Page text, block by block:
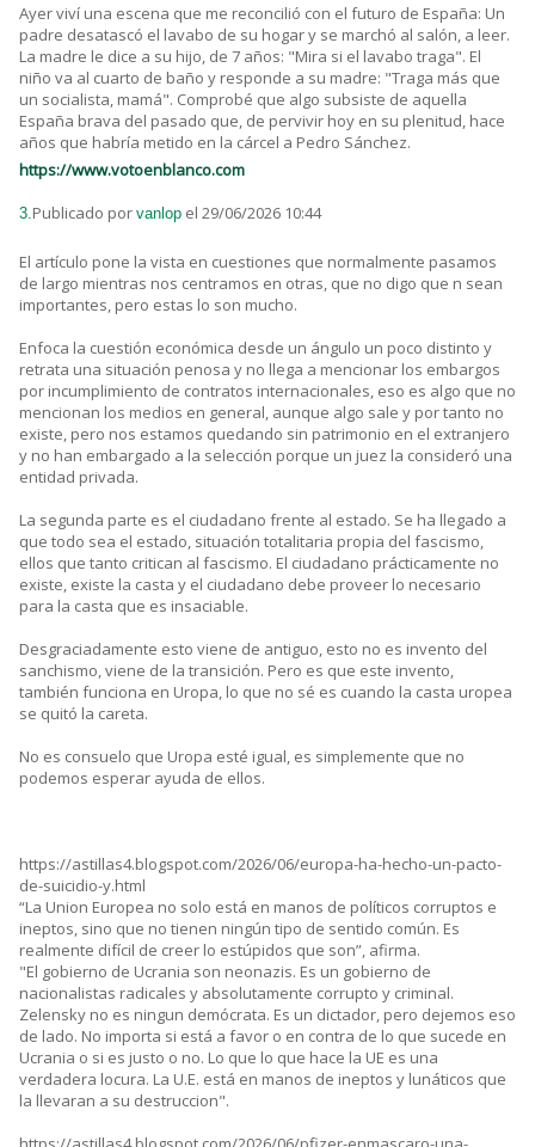
Ayer viví una escena que me reconcilió con el futuro de España: Un
padre desatascó el lavabo de su hogar y se marchó al salón, a leer.
La madre le dice a su hijo, de 7 años: "Mira si el lavabo traga". El
niño va al cuarto de baño y responde a su madre: "Traga más que
un socialista, mamá". Comprobé que algo subsiste de aquella
España brava del pasado que, de pervivir hoy en su plenitud, hace
años que habría metido en la cárcel a Pedro Sánchez.
https://www.votoenblanco.com
3. Publicado por vanlop el 29/06/2026 10:44
El artículo pone la vista en cuestiones que normalmente pasamos
de largo mientras nos centramos en otras, que no digo que n sean
importantes, pero estas lo son mucho.
Enfoca la cuestión económica desde un ángulo un poco distinto y
retrata una situación penosa y no llega a mencionar los embargos
por incumplimiento de contratos internacionales, eso es algo que no
mencionan los medios en general, aunque algo sale y por tanto no
existe, pero nos estamos quedando sin patrimonio en el extranjero
y no han embargado a la selección porque un juez la consideró una
entidad privada.
La segunda parte es el ciudadano frente al estado. Se ha llegado a
que todo sea el estado, situación totalitaria propia del fascismo,
ellos que tanto critican al fascismo. El ciudadano prácticamente no
existe, existe la casta y el ciudadano debe proveer lo necesario
para la casta que es insaciable.
Desgraciadamente esto viene de antiguo, esto no es invento del
sanchismo, viene de la transición. Pero es que este invento,
también funciona en Uropa, lo que no sé es cuando la casta uropea
se quitó la careta.
No es consuelo que Uropa esté igual, es simplemente que no
podemos esperar ayuda de ellos.
https://astillas4.blogspot.com/2026/06/europa-ha-hecho-un-pacto-
de-suicidio-y.html
“La Union Europea no solo está en manos de políticos corruptos e
ineptos, sino que no tienen ningún tipo de sentido común. Es
realmente difícil de creer lo estúpidos que son”, afirma.
"El gobierno de Ucrania son neonazis. Es un gobierno de
nacionalistas radicales y absolutamente corrupto y criminal.
Zelensky no es ningun demócrata. Es un dictador, pero dejemos eso
de lado. No importa si está a favor o en contra de lo que sucede en
Ucrania o si es justo o no. Lo que lo que hace la UE es una
verdadera locura. La U.E. está en manos de ineptos y lunáticos que
la llevaran a su destruccion".